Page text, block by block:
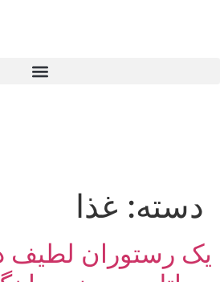
دسته: غذا
یک رستوران لطیف